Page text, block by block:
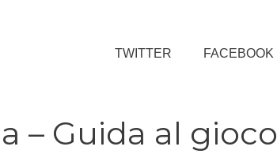
TWITTER FACEBOOK
– Guida al gioco